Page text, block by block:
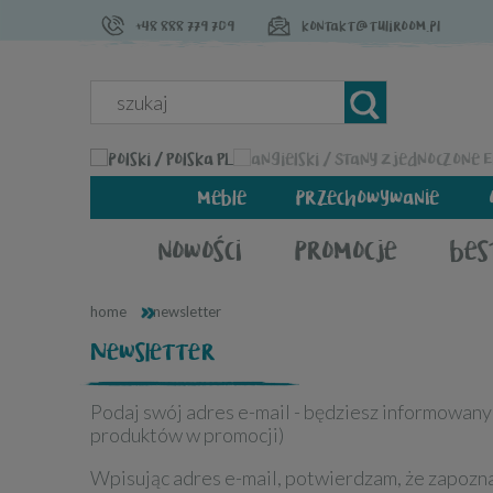
+48 888 779 709 kontakt@tuliroom.pl
PL
meble przechowywanie
nowości promocje
home »newsletter
Newsletter
Podaj swój adres e-mail - będziesz
produktów w promocji)
Wpisując adres e-mail, potwierdzam, że